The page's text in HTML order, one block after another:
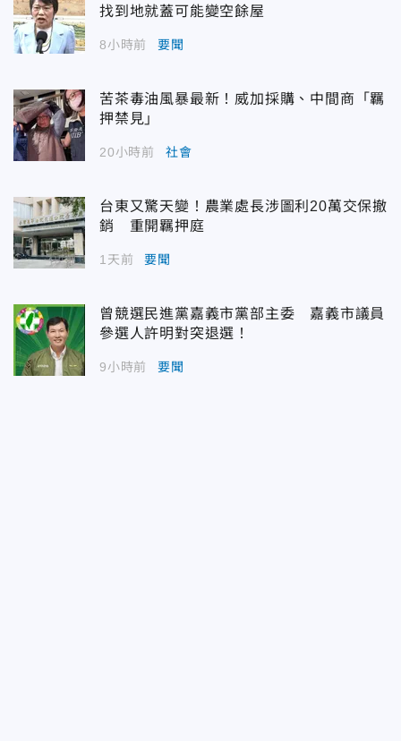
找到地就蓋可能變空餘屋
8小時前 要聞
苦茶毒油風暴最新！威加採購、中間商「羈
押禁見」
20小時前 社會
台東又驚天變！農業處長涉圖利20萬交保撤
銷 重開羈押庭
1天前 要聞
曾競選民進黨嘉義市黨部主委 嘉義市議員
參選人許明對突退選！
9小時前 要聞